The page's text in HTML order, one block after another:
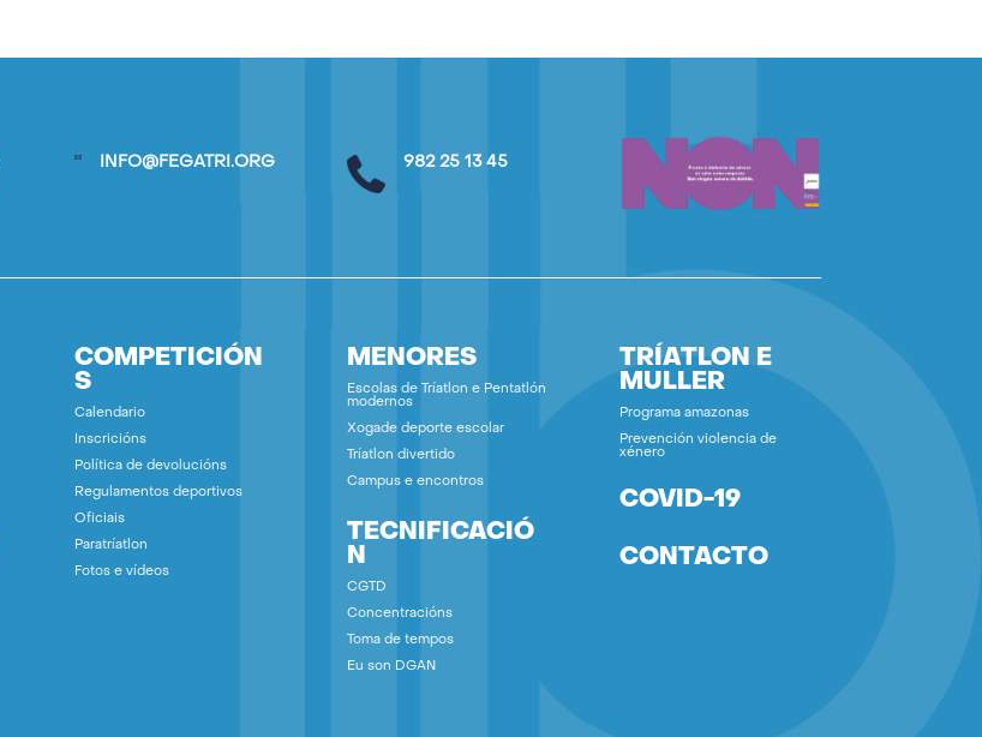
INFO@FEGATRI.ORG 982 25 13 45
COMPETICIÓN
S
Calendario
Inscricións
Política de devolucións
Regulamentos deportivos
Oficiais
Paratríatlon
Fotos e vídeos
MENORES
Escolas de Tríatlon e Pentatlón
modernos
Xogade deporte escolar
Tríatlon divertido
Campus e encontros
TECNIFICACIÓ
N
CGTD
Concentracións
Toma de tempos
Eu son DGAN
TRÍATLON E
MULLER
Programa amazonas
Prevención violencia de
xénero
COVID-19
CONTACTO